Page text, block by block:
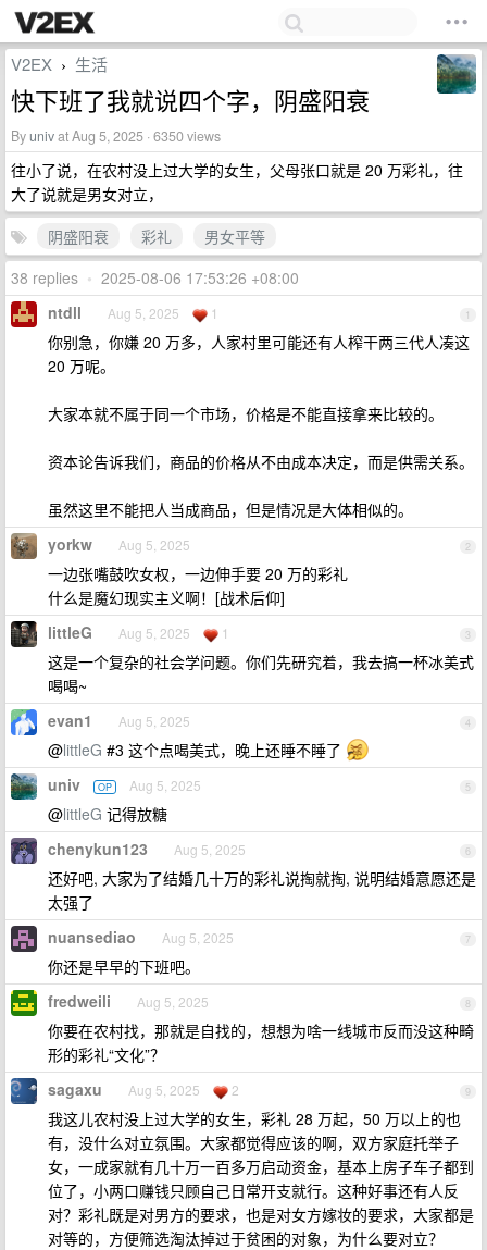
V2EX › 生活
快下班了我就说四个字，阴盛阳衰
Byunivat Aug 5, 2025 · 6350 views
往小了说，在农村没上过大学的女生，父母张口就是 20 万彩礼，往
大了说就是男女对立，
阴盛阳衰
彩礼
男女平等
38 replies • 2025-08-06 17:53:26 +08:00
1
ntdll Aug 5, 2025 1
你别急，你嫌 20 万多，人家村里可能还有人榨干两三代人凑这
20 万呢。
大家本就不属于同一个市场，价格是不能直接拿来比较的。
资本论告诉我们，商品的价格从不由成本决定，而是供需关系。
虽然这里不能把人当成商品，但是情况是大体相似的。
2
yorkw Aug 5, 2025
一边张嘴鼓吹女权，一边伸手要 20 万的彩礼
什么是魔幻现实主义啊！[战术后仰]
3
littleG Aug 5, 2025 1
这是一个复杂的社会学问题。你们先研究着，我去搞一杯冰美式
喝喝~
4
evan1 Aug 5, 2025
@littleG #3 这个点喝美式，晚上还睡不睡了
5
univ OP Aug 5, 2025
@littleG 记得放糖
6
chenykun123 Aug 5, 2025
还好吧, 大家为了结婚几十万的彩礼说掏就掏, 说明结婚意愿还是
太强了
7
nuansediao Aug 5, 2025
你还是早早的下班吧。
8
fredweili Aug 5, 2025
你要在农村找，那就是自找的，想想为啥一线城市反而没这种畸
形的彩礼“文化”？
9
sagaxu Aug 5, 2025 2
我这儿农村没上过大学的女生，彩礼 28 万起，50 万以上的也
有，没什么对立氛围。大家都觉得应该的啊，双方家庭托举子
女，一成家就有几十万一百多万启动资金，基本上房子车子都到
位了，小两口赚钱只顾自己日常开支就行。这种好事还有人反
对？彩礼既是对男方的要求，也是对女方嫁妆的要求，大家都是
对等的，方便筛选淘汰掉过于贫困的对象，为什么要对立？